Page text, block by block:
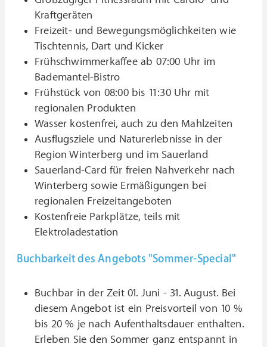
Kraftgeräten
Freizeit- und Bewegungsmöglichkeiten wie
Tischtennis, Dart und Kicker
Frühschwimmerkaffee ab 07:00 Uhr im
Bademantel-Bistro
Frühstück von 08:00 bis 11:30 Uhr mit
regionalen Produkten
Wasser kostenfrei, auch zu den Mahlzeiten
Ausflugsziele und Naturerlebnisse in der
Region Winterberg und im Sauerland
Sauerland-Card für freien Nahverkehr nach
Winterberg sowie Ermäßigungen bei
regionalen Freizeitangeboten
Kostenfreie Parkplätze, teils mit
Elektroladestation
Buchbarkeit des Angebots "Sommer-Special"
Buchbar in der Zeit 01. Juni - 31. August. Bei
diesem Angebot ist ein Preisvorteil von 10 %
bis 20 % je nach Aufenthaltsdauer enthalten.
Erleben Sie den Sommer ganz entspannt in